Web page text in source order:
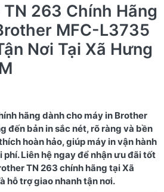
263 Chính Hãng
MFC-L3735
Nơi Tại Xã Hưng
hãng dành cho máy in Brother
đến bản in sắc nét, rõ ràng và bền
hoàn hảo, giúp máy in vận hành
Liên hệ ngay để nhận ưu đãi tốt
TN 263 chính hãng tại Xã